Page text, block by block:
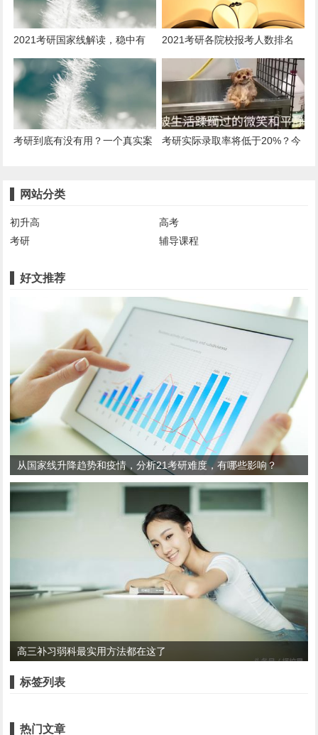
2021考研国家线解读，稳中有
降，扩招趋势明显，擦线党还有
机会！
2021考研各院校报考人数排名
考研到底有没有用？一个真实案
考研实际录取率将低于20%？今
网站分类
初升高
高考
考研
辅导课程
好文推荐
从国家线升降趋势和疫情，分析21考研难度，有哪些影响？
高三补习弱科最实用方法都在这了
标签列表
热门文章